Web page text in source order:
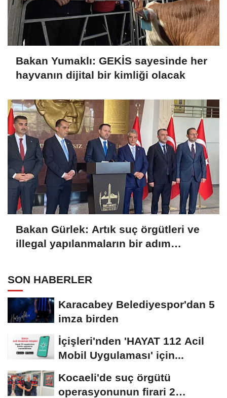
Bakan Yumaklı: GEKİS sayesinde her
hayvanın dijital bir kimliği olacak
Bakan Gürlek: Artık suç örgütleri ve
illegal yapılanmaların bir adım
SON HABERLER
Karacabey Belediyespor'dan 5
imza birden
İçişleri'nden 'HAYAT 112 Acil
Mobil Uygulaması' için...
Kocaeli'de suç örgütü
operasyonunun firari 2